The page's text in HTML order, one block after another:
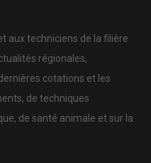
aux techniciens de la filière
régionales,
cotations et les
de techniques
de santé animale et sur la